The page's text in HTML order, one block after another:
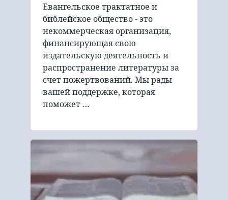
Евангельское трактатное и
библейское общество - это
некоммерческая организация,
финансирующая свою
издательскую деятельность и
распространение литературы за
счет пожертвований. Мы рады
вашей поддержке, которая
поможет …